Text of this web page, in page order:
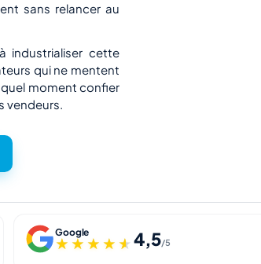
sans relancer au
industrialiser cette
qui ne mentent
moment confier
vendeurs.
Google
★★★★★
★★★★★ 4,5/5